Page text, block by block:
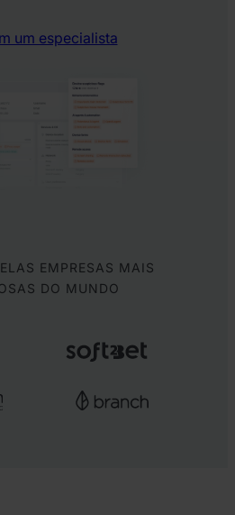
um especialista
EMPRESAS MAIS
DO MUNDO